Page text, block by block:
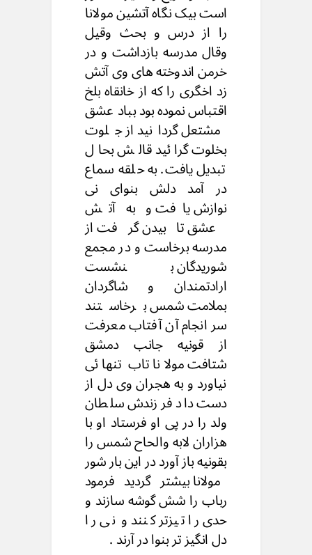
است بيک نگاه آتشین مولانا
را از درس و بحث وقيل
وقال مدرسه بازداشت و در
خرمن اندوخته های وی آتش
زد اخگری را که از خانقاه بلخ
اقتباس نموده بود بباد عشق
مشتعل گردانید از جلوت
بخلوت گرائید قالش بحال
تبديل يافت. به حلقه سماع
در آمد دلش بنوای نی
نوازش یافت و به آتش
عشق تابیدن گرفت از
مدرسه برخاست و در مجمع
شوریدگان بنشست
ارادتمندان و شاگردان
بملامت شمس برخاستند
سر انجام آن آفتاب معرفت
از قونیه جانب دمشق
شتافت مولانا تاب تنهائی
نیاورد و به هجران وی دل از
دست داد فرزندش سلطان
ولد را در پی او فرستاد او با
هزاران لابه والحاح شمس را
بقونیه باز آورد در این بار شور
مولانا بیشتر گردید فرمود
رباب را شش گوشه سازند و
حدی را تیزتر کنند و نی را
دل انگیز تر بنوا در آرند .